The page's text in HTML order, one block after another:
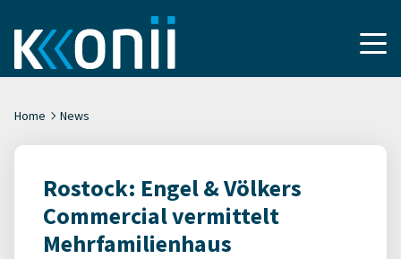
Home News
Rostock: Engel & Völkers
Commercial vermittelt
Mehrfamilienhaus